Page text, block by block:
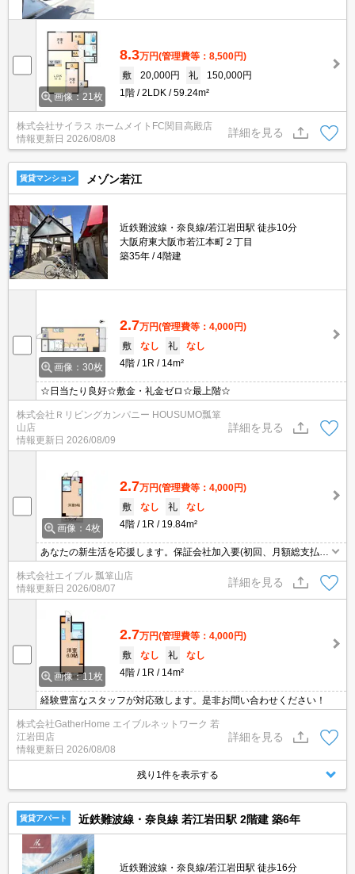
画像：21枚
8.3万円(管理費等：8,500円)
敷
20,000円 礼
150,000円
1階
2LDK 59.24m²
株式会社サイラス ホームメイトFC関目高殿店
情報更新日 2026/08/08
詳細を見る
賃貸マンション メゾン若江
近鉄難波線・奈良線/若江岩田駅 徒歩10分
大阪府東大阪市若江本町２丁目
築35年
4階建
画像：30枚
2.7万円(管理費等：4,000円)
敷
なし 礼
なし
4階
1R 14m²
☆日当たり良好☆敷金・礼金ゼロ☆最上階☆
株式会社Ｒリビングカンパニー HOUSUMO瓢箪
山店
情報更新日 2026/08/09
詳細を見る
画像：4枚
2.7万円(管理費等：4,000円)
敷
なし 礼
なし
4階
1R 19.84m²
あなたの新生活を応援します。保証会社加入要(初回、月額総支払額
の50%、更新料12,000円/年)。初めての一人暮らしはこのお部屋か
ら。見逃せませんね。
株式会社エイブル 瓢箪山店
情報更新日 2026/08/07
詳細を見る
画像：11枚
2.7万円(管理費等：4,000円)
敷
なし 礼
なし
4階
1R 14m²
経験豊富なスタッフが対応致します。是非お問い合わせください！
株式会社GatherHome エイブルネットワーク 若
江岩田店
情報更新日 2026/08/08
詳細を見る
残り1件を表示する
賃貸アパート 近鉄難波線・奈良線 若江岩田駅 2階建 築6年
近鉄難波線・奈良線/若江岩田駅 徒歩16分